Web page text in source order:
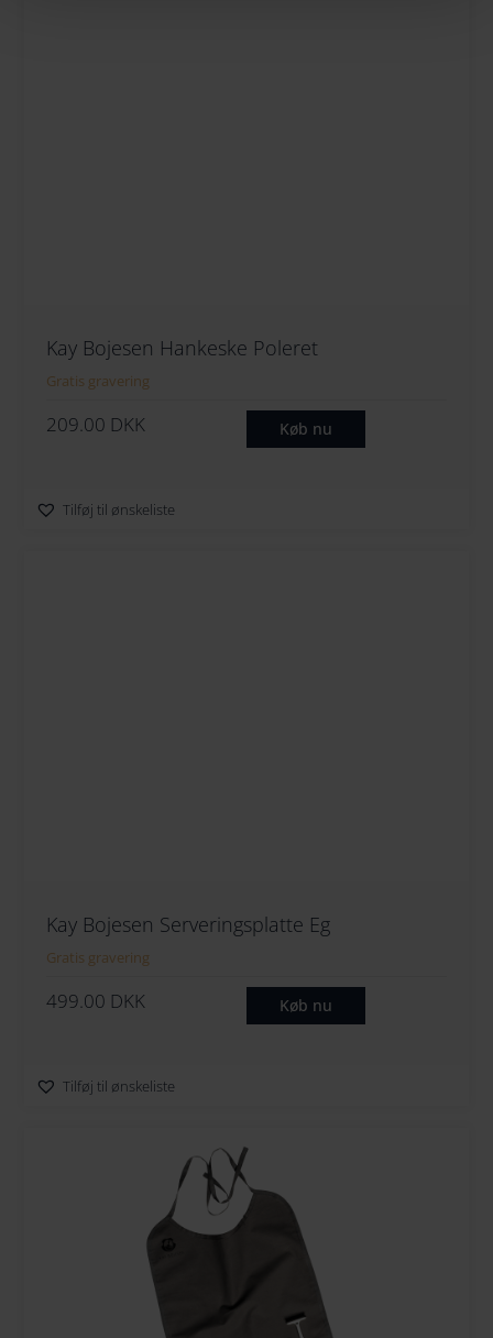
Kay Bojesen Hankeske Poleret
Gratis gravering
209.00 DKK Køb nu
Tilføj til ønskeliste
Kay Bojesen Serveringsplatte Eg
Gratis gravering
499.00 DKK Køb nu
Tilføj til ønskeliste